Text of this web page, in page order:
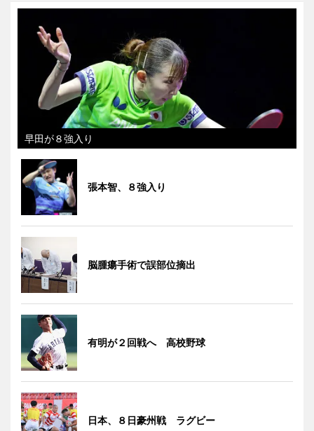
早田が８強入り
張本智、８強入り
脳腫瘍手術で誤部位摘出
有明が２回戦へ 高校野球
日本、８日豪州戦 ラグビー